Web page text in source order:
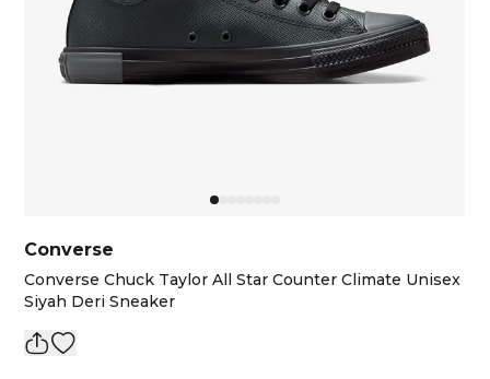
Converse
Converse Chuck Taylor All Star Counter Climate Unisex
Siyah Deri Sneaker